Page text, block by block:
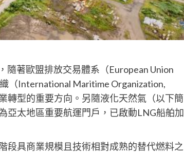
隨著歐盟排放交易體系（European Union
（International Maritime Organization,
轉型的重要方向。另隨液化天然氣（以下簡
亞太地區重要航運門戶，已啟動LNG船舶加
段具商業規模且技術相對成熟的替代燃料之